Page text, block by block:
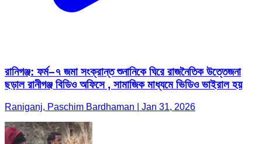
রানিগঞ্জ: ফর্ম–৭ জমা সংক্রান্ত শুনানিকে ঘিরে রাজনৈতিক উত্তেজনা
ছড়াল রানীগঞ্জ বিডিও অফিসে , সামাজিক মাধ্যমে ভিডিও ভাইরাল হয়
Raniganj, Paschim Bardhaman | Jan 31, 2026